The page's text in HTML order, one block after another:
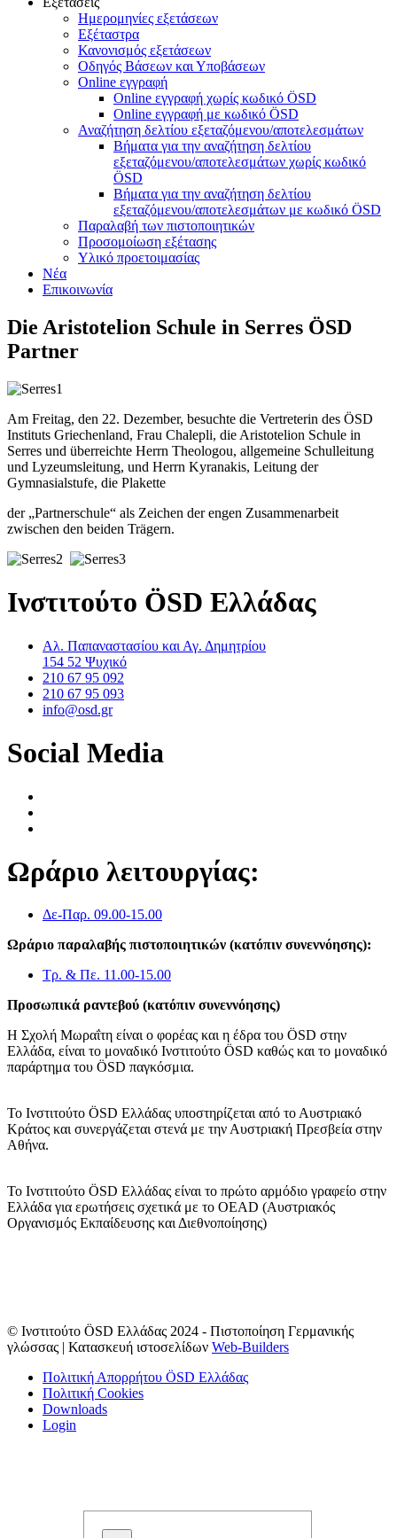
Ημερομηνίες εξετάσεων
Εξέταστρα
Κανονισμός εξετάσεων
Οδηγός Βάσεων και Υποβάσεων
Online εγγραφή
Online εγγραφή χωρίς κωδικό ÖSD
Online εγγραφή με κωδικό ÖSD
Αναζήτηση δελτίου εξεταζόμενου/αποτελεσμάτων
Βήματα για την αναζήτηση δελτίου
εξεταζόμενου/αποτελεσμάτων χωρίς κωδικό
ÖSD
Βήματα για την αναζήτηση δελτίου
εξεταζόμενου/αποτελεσμάτων με κωδικό ÖSD
Παραλαβή των πιστοποιητικών
Προσομοίωση εξέτασης
Υλικό προετοιμασίας
Νέα
Επικοινωνία
Die Aristotelion Schule in Serres ÖSD
Partner
Am Freitag, den 22. Dezember, besuchte die Vertreterin des ÖSD
Instituts Griechenland, Frau Chalepli, die Aristotelion Schule in
Serres und überreichte Herrn Theologou, allgemeine Schulleitung
und Lyzeumsleitung, und Herrn Kyranakis, Leitung der
Gymnasialstufe, die Plakette
der „Partnerschule“ als Zeichen der engen Zusammenarbeit
zwischen den beiden Trägern.
Ινστιτούτο ÖSD Ελλάδας
Αλ. Παπαναστασίου και Αγ. Δημητρίου
154 52 Ψυχικό
210 67 95 092
210 67 95 093
info@osd.gr
Social Media
Ωράριο λειτουργίας:
Δε-Παρ. 09.00-15.00
Ωράριο παραλαβής πιστοποιητικών (κατόπιν συνεννόησης):
Τρ. & Πε. 11.00-15.00
Προσωπικά ραντεβού (κατόπιν συνεννόησης)
Η Σχολή Μωραΐτη είναι ο φορέας και η έδρα του ÖSD στην
Ελλάδα, είναι το μοναδικό Ινστιτούτο ÖSD καθώς και το μοναδικό
παράρτημα του ÖSD παγκόσμια.
Το Ινστιτούτο ÖSD Ελλάδας υποστηρίζεται από το Αυστριακό
Κράτος και συνεργάζεται στενά με την Αυστριακή Πρεσβεία στην
Αθήνα.
Το Ινστιτούτο ÖSD Ελλάδας είναι το πρώτο αρμόδιο γραφείο στην
Ελλάδα για ερωτήσεις σχετικά με το OΕAD (Αυστριακός
Οργανισμός Εκπαίδευσης και Διεθνοποίησης)
© Ινστιτούτο ÖSD Ελλάδας 2024 - Πιστοποίηση Γερμανικής
γλώσσας | Κατασκευή ιστοσελίδων Web-Builders
Πολιτική Απορρήτου ÖSD Ελλάδας
Πολιτική Cookies
Downloads
Login